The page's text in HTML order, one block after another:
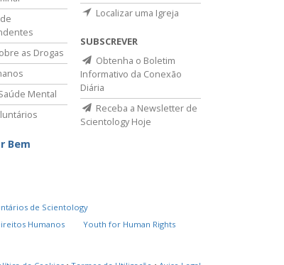
as Drogas
Mental
Bem
Localizar uma Igreja
SUBSCREVER
Obtenha o Boletim
Informativo da Conexão
Diária
Receba a Newsletter de
Scientology Hoje
de Scientology
Humanos
Youth for Human Rights